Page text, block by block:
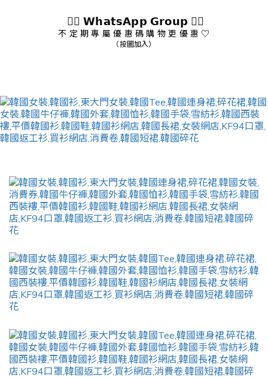
👇🏻 𝗪𝗵𝗮𝘁𝘀𝗔𝗽𝗽 𝗚𝗿𝗼𝘂𝗽 👇🏻
不 定 期 專 屬 優 惠 碼 購 物 更 優 惠 ♡
（按圖加入）